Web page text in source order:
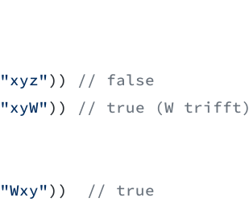
"xyz"))
// false
"xyW")) // true (W trifft)
"Wxy"))
// true